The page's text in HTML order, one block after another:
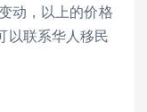
动，以上的价格
以联系华人移民